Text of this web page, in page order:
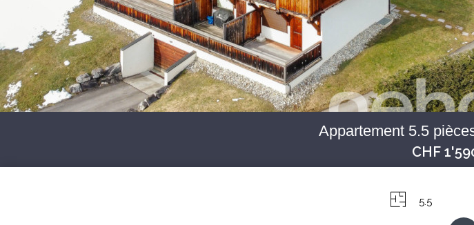
Appartement 5.5
CHF
5.5